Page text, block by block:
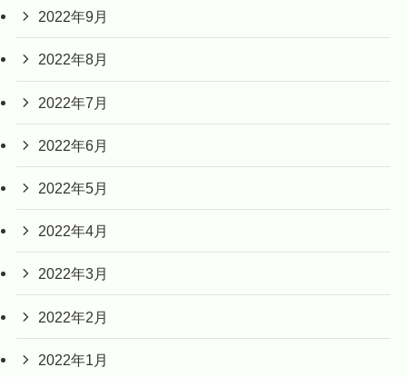
2022年9月
2022年8月
2022年7月
2022年6月
2022年5月
2022年4月
2022年3月
2022年2月
2022年1月